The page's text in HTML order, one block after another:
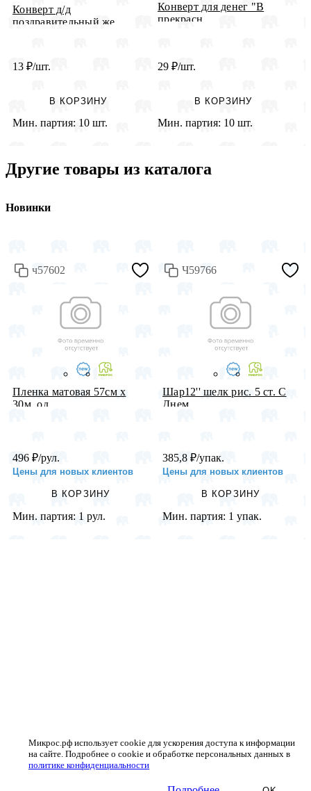
Конверт д/д
поздравительный же...
13 ₽/шт.
В КОРЗИНУ
Мин. партия: 10 шт.
Конверт для денег "В
прекрасн...
29 ₽/шт.
В КОРЗИНУ
Мин. партия: 10 шт.
Другие товары из каталога
Новинки
ч57602
Пленка матовая 57см х
30м, од...
496 ₽/рул.
Цены для новых клиентов
В КОРЗИНУ
Мин. партия: 1 рул.
Ч59766
Шар12'' шелк рис. 5 ст. С
Днем...
385,8 ₽/упак.
Цены для новых клиентов
В КОРЗИНУ
Мин. партия: 1 упак.
Микрос.рф использует cookie для ускорения доступа к информации
на сайте. Подробнее о cookie и обработке персональных данных в
политике конфиденциальности